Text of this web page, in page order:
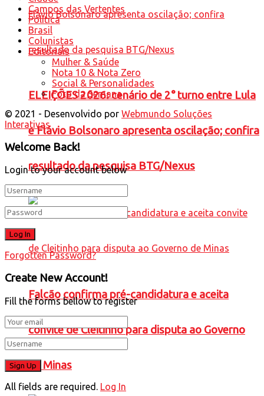
ELEIÇÕES 2026: cenário de 2° turno entre Lula
e Flávio Bolsonaro apresenta oscilação; confira
resultado da pesquisa BTG/Nexus
Falcão confirma pré-candidatura e aceita
convite de Cleitinho para disputa ao Governo
de Minas
Campos das Vertentes
Política
Brasil
Colunistas
Editoriais
Mulher & Saúde
Nota 10 & Nota Zero
Social & Personalidades
Foto da Semana
© 2021 - Desenvolvido por Webmundo Soluções
Interativas
Welcome Back!
Login to your account below
Forgotten Password?
Create New Account!
Fill the forms bellow to register
All fields are required. Log In